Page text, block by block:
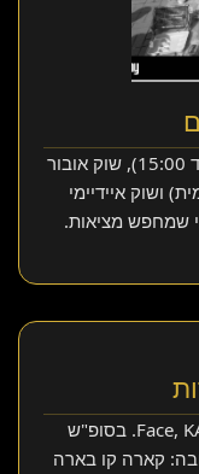
שוק ימי ראשון באוטויט (ביגוד והנעלה עד 15:00), שוק אובור
ושוק איידיימי
שמחפש מציאות.
המועדונים המובילים: Face, KAYO, FREDDO. בסופ"ש
קארה קו בארה